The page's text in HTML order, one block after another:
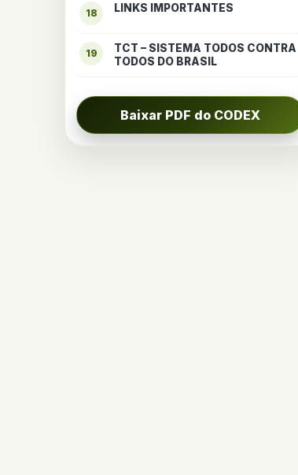
18 LINKS IMPORTANTES
19
TCT – SISTEMA TODOS CONTRA
TODOS DO BRASIL
Baixar PDF do CODEX